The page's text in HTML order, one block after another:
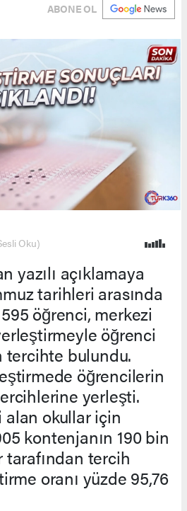
ABONE OL
Oku)
yazılı açıklamaya
tarihleri arasında
öğrenci, merkezi
öğrenci
tercihte bulundu.
öğrencilerin
yerleşti.
alan okullar için
kontenjanın 190 bin
tarafından tercih
oranı yüzde 95,76